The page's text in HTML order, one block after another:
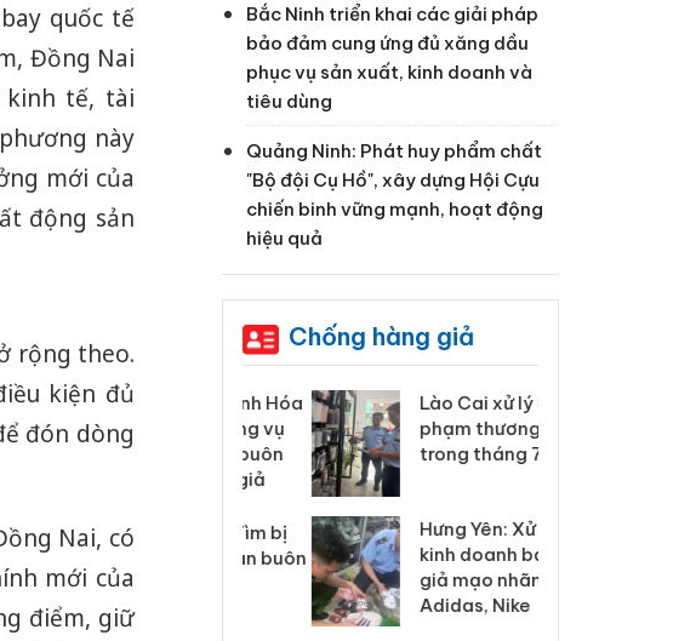
quốc tế
Đồng Nai
tế, tài
này
mới của
động sản
rộng theo.
kiện đủ
đón dòng
Nai, có
mới của
điểm, giữ
Bắc Ninh triển khai các giải pháp
bảo đảm cung ứng đủ xăng dầu
phục vụ sản xuất, kinh doanh và
tiêu dùng
Quảng Ninh: Phát huy phẩm chất
"Bộ đội Cụ Hồ", xây dựng Hội Cựu
chiến binh vững mạnh, hoạt động
hiệu quả
Chống hàng giả
Công an Thanh Hóa
tìm bị hại trong vụ
án sản xuất, buôn
Thanh Hóa: Tìm bị
bán bình sữa
Moyuum giả
Lào Cai xử lý 83 vụ vi
phạm thương mại
trong tháng 7
Hưng Yên: Xử lý 6 hộ
kinh doanh bán hàng
giả mạo nhãn hiệu
Adidas, Nike